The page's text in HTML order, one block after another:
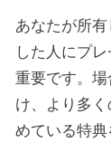
あなたが所
した人にプ
重要です。
け、より多
めている特